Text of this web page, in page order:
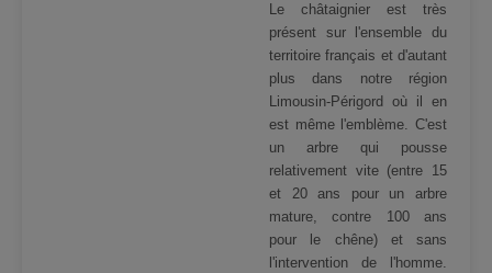
Le châtaignier est très
présent sur l'ensemble du
territoire français et d'autant
plus dans notre région
Limousin-Périgord où il en
est même l'emblème. C'est
un arbre qui pousse
relativement vite (entre 15
et 20 ans pour un arbre
mature, contre 100 ans
pour le chêne) et sans
l'intervention de l'homme.